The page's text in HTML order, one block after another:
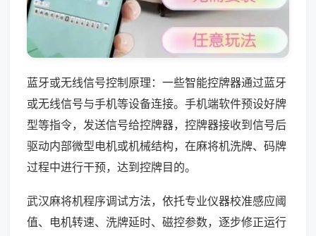
蓝牙或无线信号控制原理：一些智能控牌器通过蓝牙
或无线信号与手机等设备连接。手机端软件预设好牌
型等指令，发送信号给控牌器，控牌器接收到信号后
驱动内部微型电机或机械结构，在麻将机洗牌、码牌
过程中进行干预，达到控牌目的。
武汉麻将机程序调试方法，依托专业仪器校准感应阈
值、电机转速、洗牌延时、磁控参数，逐步修正运行